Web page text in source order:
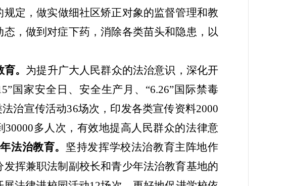
规定，做实做细社区矫正对象的监督管理和教
，做到对症下药，消除各类苗头和隐患，以
。 为提升广大人民群众的法治意识，深化开
国家安全日、安全生产月、“6.26”国际禁毒
治宣传活动36场次，印发各类宣传资料2000
30000多人次 ， 有效地提高人民群众的法律意
法治教育。 坚持发挥学校法治教育主阵地作
挥兼职法制副校长和青少年法治教育基地的